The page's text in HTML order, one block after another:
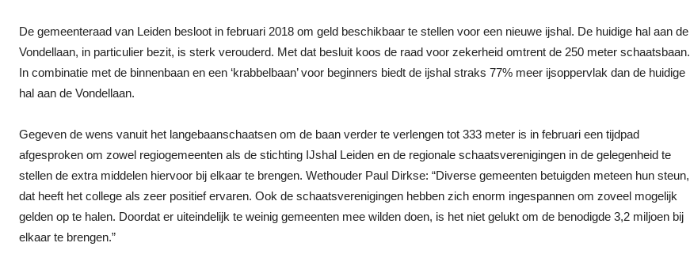
De gemeenteraad van Leiden besloot in februari 2018 om geld beschikbaar te stellen voor een nieuwe ijshal. De huidige hal aan de
Vondellaan, in particulier bezit, is sterk verouderd. Met dat besluit koos de raad voor zekerheid omtrent de 250 meter schaatsbaan.
In combinatie met de binnenbaan en een ‘krabbelbaan’ voor beginners biedt de ijshal straks 77% meer ijsoppervlak dan de huidige
hal aan de Vondellaan.
Gegeven de wens vanuit het langebaanschaatsen om de baan verder te verlengen tot 333 meter is in februari een tijdpad
afgesproken om zowel regiogemeenten als de stichting IJshal Leiden en de regionale schaatsverenigingen in de gelegenheid te
stellen de extra middelen hiervoor bij elkaar te brengen. Wethouder Paul Dirkse: “Diverse gemeenten betuigden meteen hun steun,
dat heeft het college als zeer positief ervaren. Ook de schaatsverenigingen hebben zich enorm ingespannen om zoveel mogelijk
gelden op te halen. Doordat er uiteindelijk te weinig gemeenten mee wilden doen, is het niet gelukt om de benodigde 3,2 miljoen bij
elkaar te brengen.”